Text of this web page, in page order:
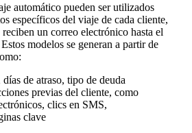
automático pueden ser utilizados
específicos del viaje de cada cliente,
un correo electrónico hasta el
modelos se generan a partir de
de atraso, tipo de deuda
previas del cliente, como
clics en SMS,
clave